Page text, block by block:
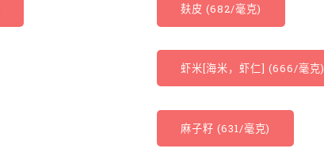
麸皮 (682/毫克)
虾米[海米，虾仁] (666/毫克)
麻子籽 (631/毫克)